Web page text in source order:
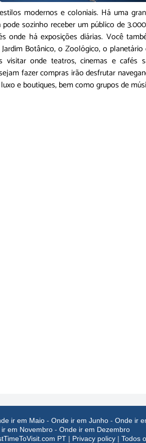
modernos e coloniais. Há uma
sozinho receber um público de
onde há exposições diárias. Você
Botânico, o Zoológico, o planetário
visitar onde teatros, cinemas e cafés
fazer compras irão desfrutar
e boutiques, bem como grupos de
ir em Maio- Onde ir em Junho- Onde ir
em Novembro - Onde ir em Dezembro
PT| Privacy policy| Todos